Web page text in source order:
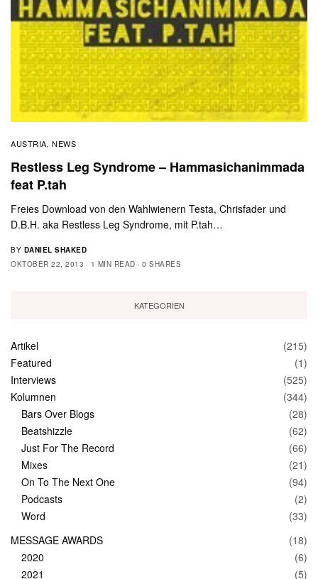
AUSTRIA, NEWS
Restless Leg Syndrome – Hammasichanimmada
feat P.tah
Freies Download von den Wahlwienern Testa, Chrisfader und
D.B.H. aka Restless Leg Syndrome, mit P.tah…
BY DANIEL SHAKED
OKTOBER 22, 2013
1 MIN READ 0 SHARES
KATEGORIEN
Artikel
(215)
Featured
(1)
Interviews
(525)
Kolumnen
(344)
Bars Over Blogs
(28)
Beatshizzle
(62)
Just For The Record
(66)
Mixes
(21)
On To The Next One
(94)
Podcasts
(2)
Word
(33)
MESSAGE AWARDS
(18)
2020
(6)
2021
(5)